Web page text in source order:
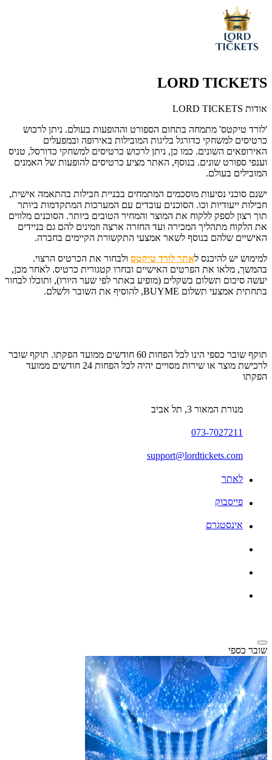
LORD TICKETS
אודות LORD TICKETS
'לורד טיקטס' מתמחה בתחום הספורט וההופעות בעולם. ניתן לרכוש
כרטיסים למשחקי כדורגל בליגות המובילות באירופה ובמפעלים
האירופאים השונים. כמו כן, ניתן לרכוש כרטיסים למשחקי כדורסל, טניס
וענפי ספורט שונים. בנוסף, האתר מציע כרטיסים להופעות של האמנים
המובילים בעולם.
ישנם סוכני נסיעות מוסכמים המתמחים בבניית חבילות בהתאמה אישית,
חבילות ייעודיות וכו. הסוכנים עובדים עם המערכות המתקדמות ביותר
תוך רצון לספק ללקוח את המוצר והמחיר הטובים ביותר. הסוכנים מלווים
את הלקוח מתהליך המכירה ועד החזרה ארצה וזמינים להם גם בניידים
האישיים שלהם בנוסף לשאר אמצעי התקשורת הקיימים בחברה.
למימוש יש להיכנס לאתר לורד טיקטס ולבחור את הכרטיס הרצוי.
בהמשך, מלאו את הפרטים האישיים ובחרו קטגורית כרטיס. לאחר מכן,
יעשה סיכום תשלום בשקלים (מופיע באתר לפי שער היורו), ותוכלו לבחור
בתחתית אמצעי תשלום BUYME, להוסיף את השובר ולשלם.
תוקף שובר כספי הינו לכל הפחות 60 חודשים ממועד הפקתו. תוקף שובר
לרכישת מוצר או שירות מסויים יהיה לכל הפחות 24 חודשים ממועד
הפקתו
מנורת המאור 3, תל אביב
073-7027211
support@lordtickets.com
לאתר
פייסבוק
אינסטגרם
שובר כספי